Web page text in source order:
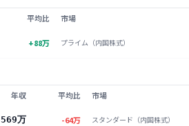
平均比 市場
+88万 プライム（内国株式）
年収 平均比 市場
569万 -64万 スタンダード（内国株式）